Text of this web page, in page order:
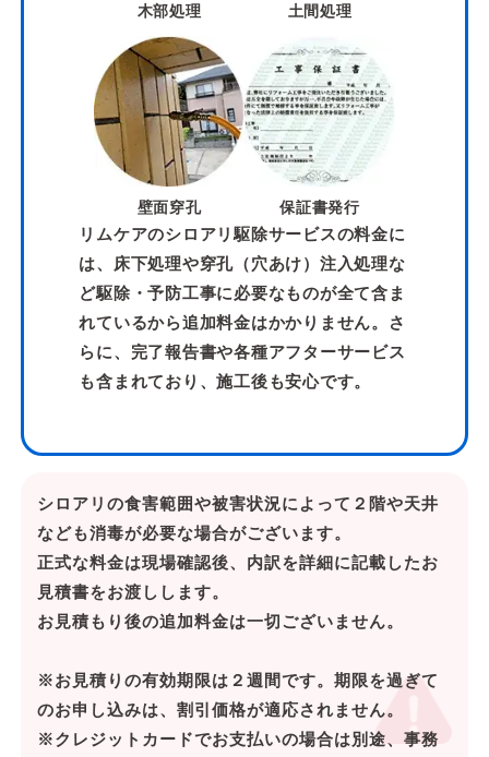
木部処理 土間処理
壁面穿孔 保証書発行
リムケアのシロアリ駆除サービスの料金に
は、床下処理や穿孔（穴あけ）注入処理な
ど駆除・予防工事に必要なものが全て含ま
れているから追加料金はかかりません。さ
らに、完了報告書や各種アフターサービス
も含まれており、施工後も安心です。
シロアリの食害範囲や被害状況によって２階や天井
なども消毒が必要な場合がございます。
正式な料金は現場確認後、内訳を詳細に記載したお
見積書をお渡しします。
お見積もり後の追加料金は一切ございません。
※お見積りの有効期限は２週間です。期限を過ぎて
のお申し込みは、割引価格が適応されません。
※クレジットカードでお支払いの場合は別途、事務